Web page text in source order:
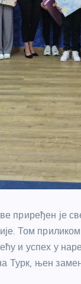
приређен је
Том
и успех у
Турк, њен